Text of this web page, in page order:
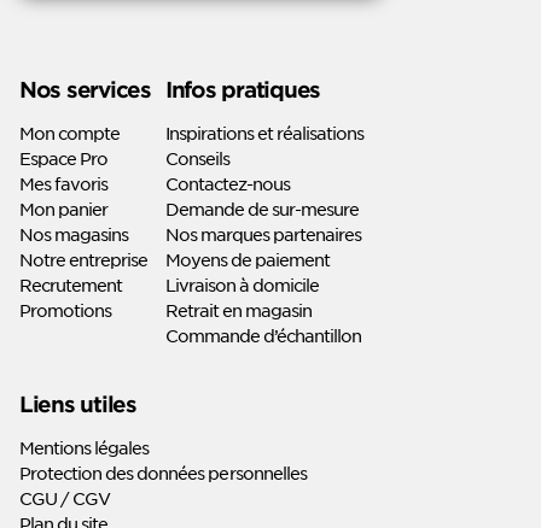
InstagramPinterestnous surnous sur
Nos services
Mon compte
Espace Pro
Mes favoris
Mon panier
Nos magasins
Notre entreprise
Recrutement
Promotions
Infos pratiques
Inspirations et réalisations
Conseils
Contactez-nous
Demande de sur-mesure
Nos marques partenaires
Moyens de paiement
Livraison à domicile
Retrait en magasin
Commande d’échantillon
Liens utiles
Mentions légales
Protection des données personnelles
CGU / CGV
Plan du site